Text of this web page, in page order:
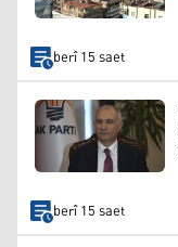
berî 15 saet
berî 15 saet